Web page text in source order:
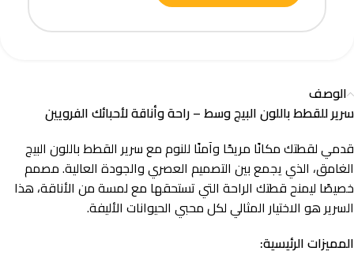
الوصف
سرير للقطط باللون البيج وسط – راحة وأناقة لأحبائك الفرويين
قدمي لقطتك مكانًا مريحًا وآمنًا للنوم مع سرير القطط باللون البيج
الغامق، الذي يجمع بين التصميم العصري والجودة العالية. مصمم
خصيصًا ليمنح قطتك الراحة التي تستحقها مع لمسة من الأناقة، هذا
السرير هو الاختيار المثالي لكل محبي الحيوانات الأليفة.
المميزات الرئيسية: